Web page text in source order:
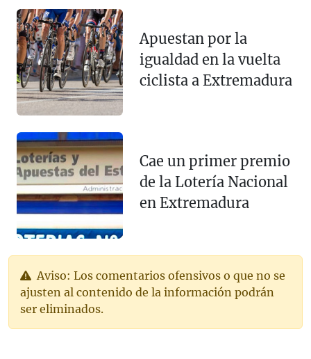
Apuestan por la
igualdad en la vuelta
ciclista a Extremadura
Cae un primer premio
de la Lotería Nacional
en Extremadura
Aviso: Los comentarios ofensivos o que no se
ajusten al contenido de la información podrán
ser eliminados.